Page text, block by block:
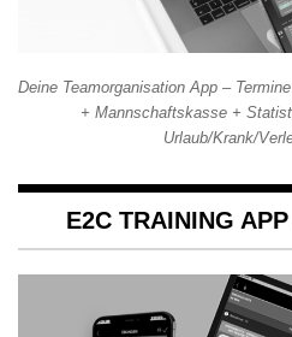
Deine Teamorganisation App –
+ Mannschaftskasse +
Urlaub/Krank/
E2C TRAINING